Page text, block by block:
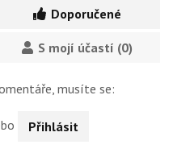
Doporučené
S mojí účastí (0)
musíte se:
Přihlásit